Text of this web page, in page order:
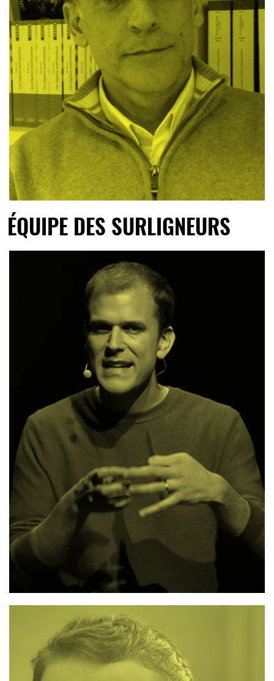
ÉQUIPE DES SURLIGNEURS